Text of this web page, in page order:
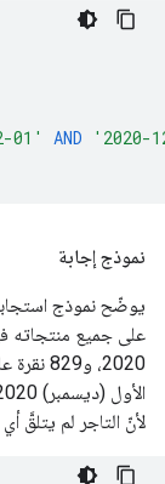
01' AND
'2020-
نموذج إجابة
لأنّ التاجر لم يتلقَّ